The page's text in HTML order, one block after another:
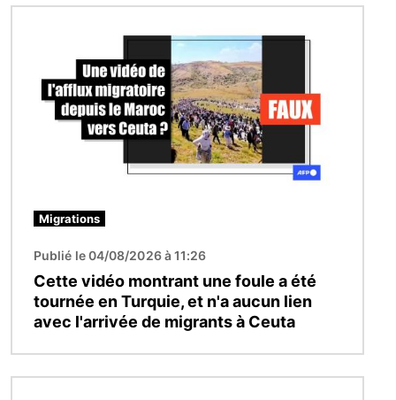
Migrations
Publié le 04/08/2026 à 11:26
Cette vidéo montrant une foule a été
tournée en Turquie, et n'a aucun lien
avec l'arrivée de migrants à Ceuta